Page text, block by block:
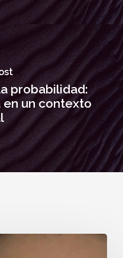
probabilidad:
en un contexto